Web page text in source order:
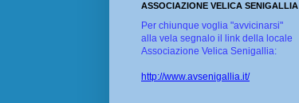
ASSOCIAZIONE VELICA SENIGALLIA
Per chiunque voglia "avvicinarsi"
alla vela segnalo il link della locale
Associazione Velica Senigallia:
http://www.avsenigallia.it/